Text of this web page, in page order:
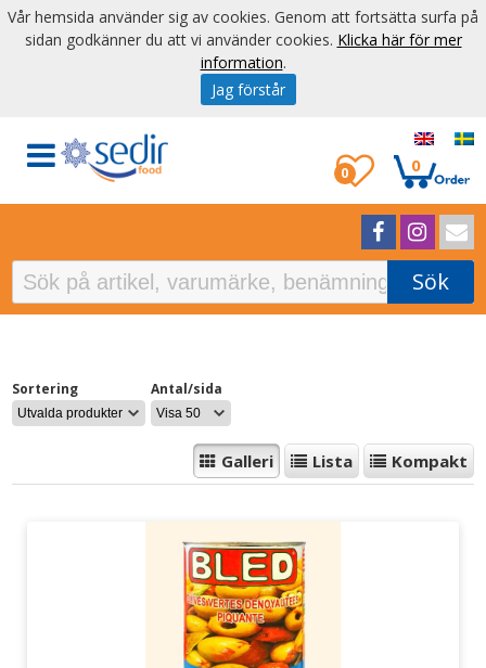
0
0
Sök
Sortering Antal/sida
Galleri Lista Kompakt
Vår hemsida använder sig av cookies. Genom att fortsätta surfa på
sidan godkänner du att vi använder cookies. Klicka här för mer
information.
Jag förstår